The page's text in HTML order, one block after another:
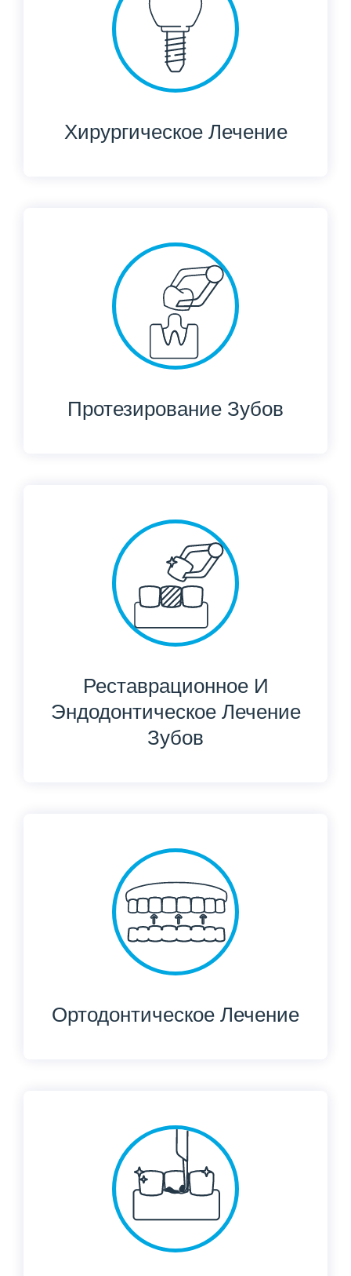
Хирургическое Лечение
Протезирование Зубов
Реставрационное И
Эндодонтическое Лечение
Зубов
Ортодонтическое Лечение